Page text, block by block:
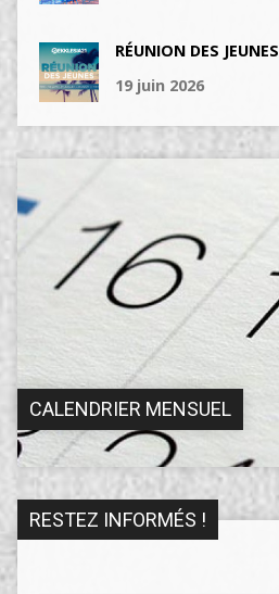
RÉUNION DES JEUNES
19 juin 2026
CALENDRIER MENSUEL
RESTEZ INFORMÉS !